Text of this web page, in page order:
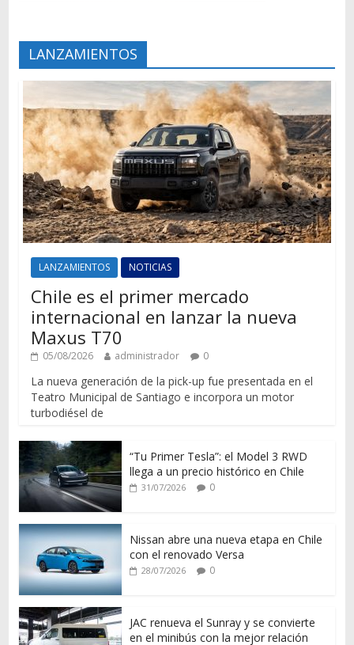
LANZAMIENTOS
LANZAMIENTOS NOTICIAS
Chile es el primer mercado
internacional en lanzar la nueva
Maxus T70
05/08/2026 administrador 0
La nueva generación de la pick-up fue presentada en el
Teatro Municipal de Santiago e incorpora un motor
turbodiésel de
“Tu Primer Tesla”: el Model 3 RWD
llega a un precio histórico en Chile
31/07/2026 0
Nissan abre una nueva etapa en Chile
con el renovado Versa
28/07/2026 0
JAC renueva el Sunray y se convierte
en el minibús con la mejor relación